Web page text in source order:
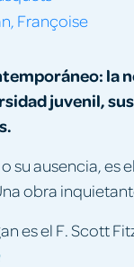
la
juvenil,
su ausencia, es
obra
es el F. Scott
Françoise